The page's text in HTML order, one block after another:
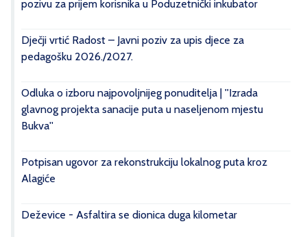
pozivu za prijem korisnika u Poduzetnički inkubator
Dječji vrtić Radost – Javni poziv za upis djece za
pedagošku 2026./2027.
Odluka o izboru najpovoljnijeg ponuditelja | ''Izrada
glavnog projekta sanacije puta u naseljenom mjestu
Bukva''
Potpisan ugovor za rekonstrukciju lokalnog puta kroz
Alagiće
Deževice - Asfaltira se dionica duga kilometar